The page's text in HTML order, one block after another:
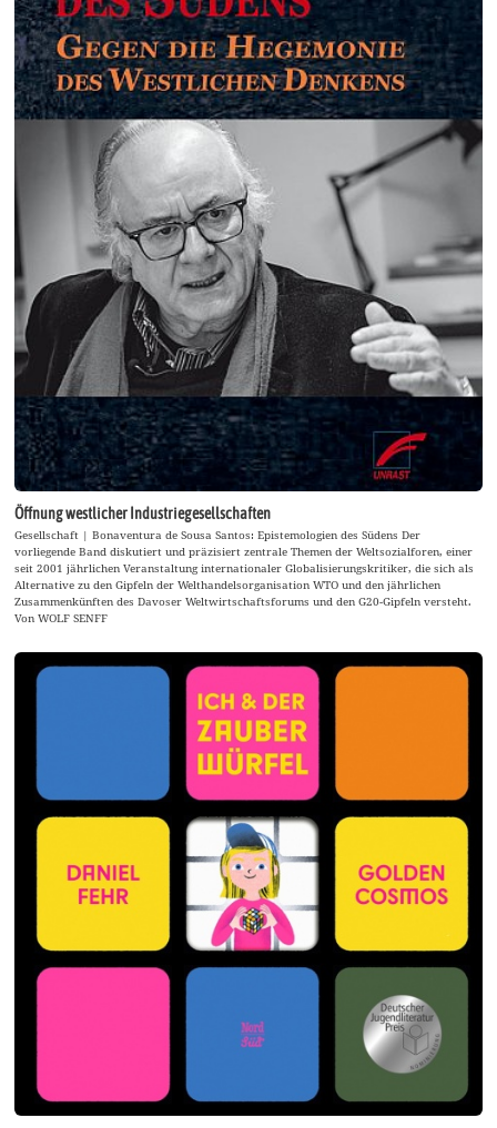
Öffnung westlicher Industriegesellschaften
Gesellschaft | Bonaventura de Sousa Santos: Epistemologien des Südens Der
vorliegende Band diskutiert und präzisiert zentrale Themen der Weltsozialforen, einer
seit 2001 jährlichen Veranstaltung internationaler Globalisierungskritiker, die sich als
Alternative zu den Gipfeln der Welthandelsorganisation WTO und den jährlichen
Zusammenkünften des Davoser Weltwirtschaftsforums und den G20-Gipfeln versteht.
Von WOLF SENFF